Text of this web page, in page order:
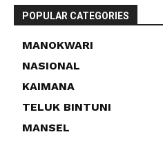
POPULAR CATEGORIES
MANOKWARI
NASIONAL
KAIMANA
TELUK BINTUNI
MANSEL